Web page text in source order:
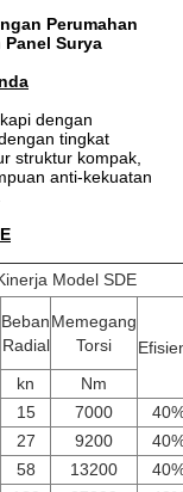
Perumahan
Surya
dengan
tingkat
struktur kompak,
anti-kekuatan
Model SDE
Beban
Radial
Memegang
Torsi
kn
Nm
15 7000
27 9200
58 13200